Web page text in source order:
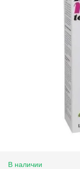
В наличии